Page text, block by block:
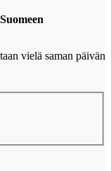
vielä saman päivän